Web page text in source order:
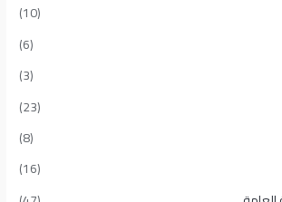
(10)
(6)
(3)
(23)
(8)
(16)